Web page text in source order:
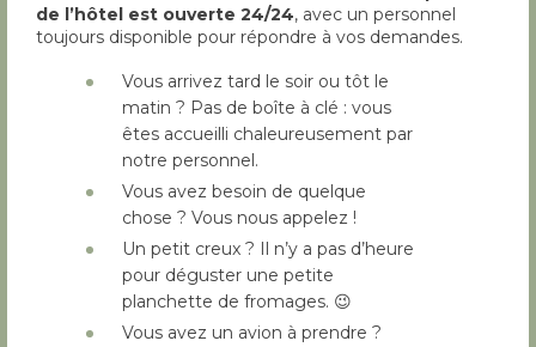
de l’hôtel est ouverte 24/24, avec un personnel
toujours disponible pour répondre à vos demandes.
Vous arrivez tard le soir ou tôt le
matin ? Pas de boîte à clé : vous
êtes accueilli chaleureusement par
notre personnel.
Vous avez besoin de quelque
chose ? Vous nous appelez !
Un petit creux ? Il n’y a pas d’heure
pour déguster une petite
planchette de fromages. 😉
Vous avez un avion à prendre ?